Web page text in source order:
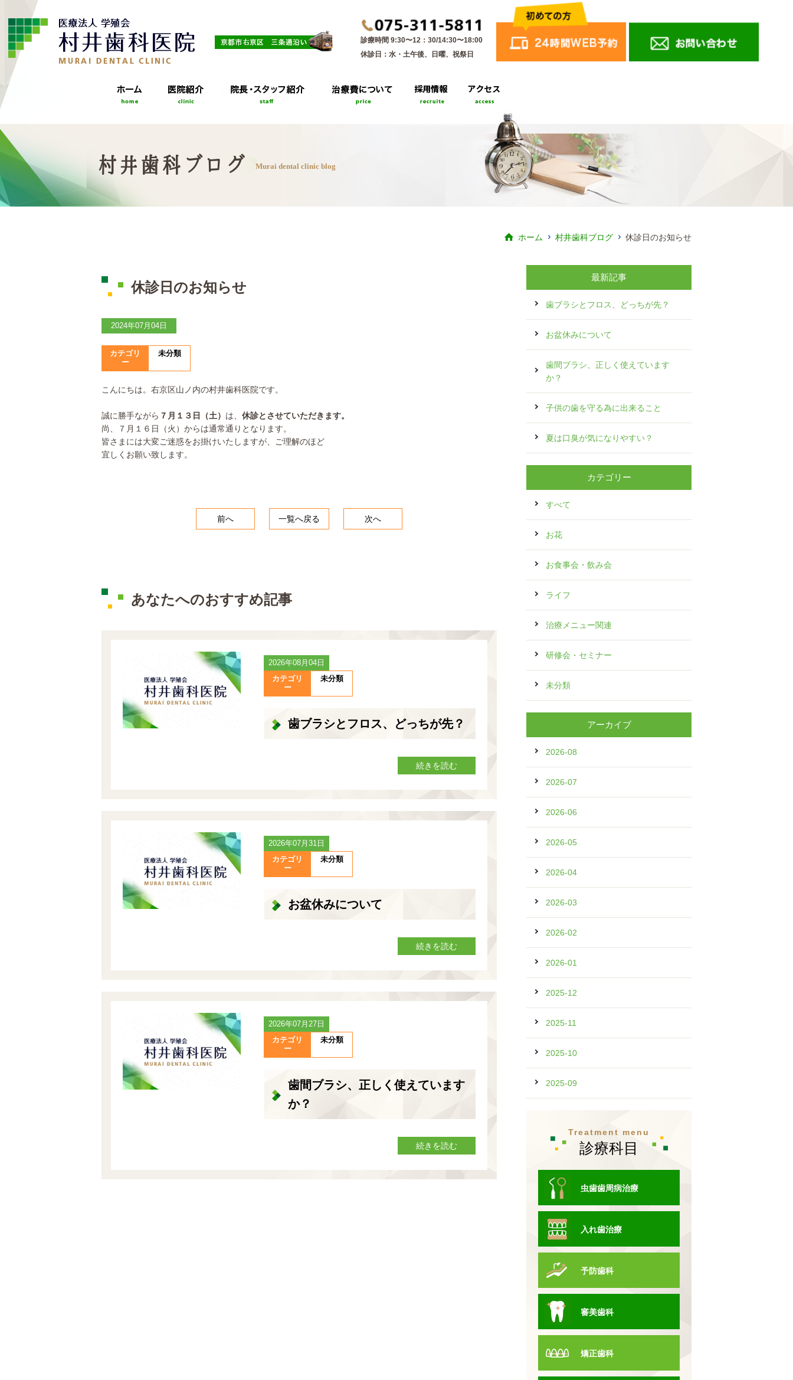
診療時間 9:30〜12：30/14:30〜18:00
休診日：水・土午後、日曜、祝祭日
村井歯科ブログ Murai dental clinic blog
ホーム 村井歯科ブログ 休診日のお知らせ
休診日のお知らせ
2024年07月04日
カテゴリ
ー
未分類
こんにちは。右京区山ノ内の村井歯科医院です。
誠に勝手ながら ７月１３日（土） は、 休診とさせていただきます。
尚、７月１６日（火）からは通常通りとなります。
皆さまには大変ご迷惑をお掛けいたしますが、ご理解のほど
宜しくお願い致します。
前へ 一覧へ戻る 次へ
あなたへのおすすめ記事
2026年08月04日
カテゴリ
ー
未分類
歯ブラシとフロス、どっちが先？
続きを読む
2026年07月31日
カテゴリ
ー
未分類
お盆休みについて
続きを読む
2026年07月27日
カテゴリ
ー
未分類
歯間ブラシ、正しく使えています
か？
続きを読む
最新記事
歯ブラシとフロス、どっちが先？
お盆休みについて
歯間ブラシ、正しく使えています
か？
子供の歯を守る為に出来ること
夏は口臭が気になりやすい？
カテゴリー
すべて
お花
お食事会・飲み会
ライフ
治療メニュー関連
研修会・セミナー
未分類
アーカイブ
2026-08
2026-07
2026-06
2026-05
2026-04
2026-03
2026-02
2026-01
2025-12
2025-11
2025-10
2025-09
Treatment menu
診療科目
虫歯歯周病治療
入れ歯治療
予防歯科
審美歯科
矯正歯科